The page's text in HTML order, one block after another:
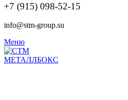
+7 (915) 098-52-15
info@stm-group.su
Меню